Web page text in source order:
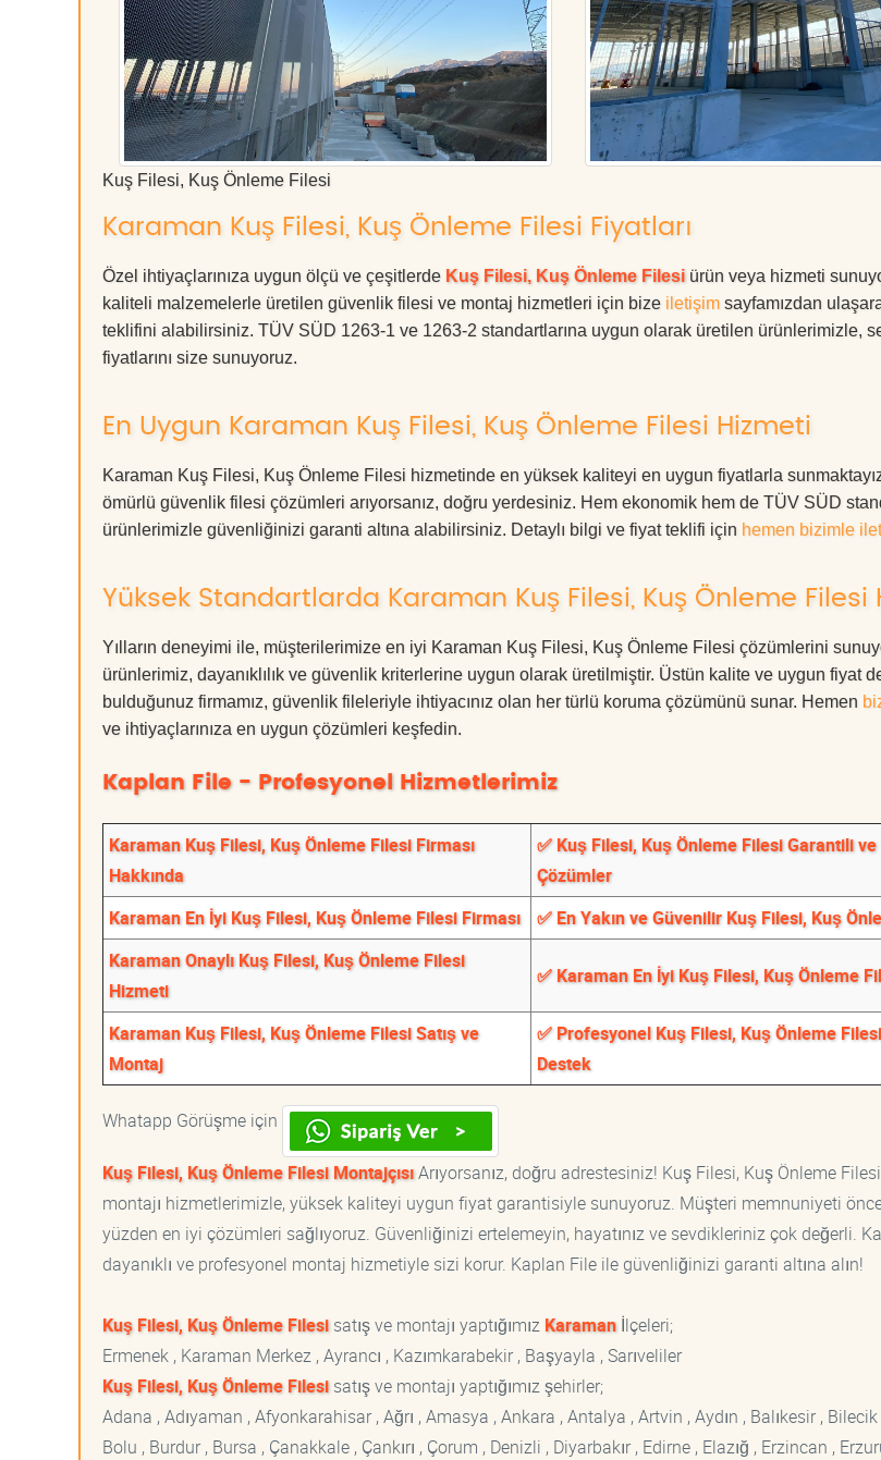
Kuş Filesi, Kuş Önleme Filesi
Karaman Kuş Filesi, Kuş Önleme Filesi Fiyatları
Özel ihtiyaçlarınıza uygun ölçü ve çeşitlerde Kuş Filesi, Kuş Önleme Filesi ürün veya hizmeti
kaliteli malzemelerle üretilen güvenlik filesi ve montaj hizmetleri için bize iletişim sayfamızdan
teklifini alabilirsiniz. TÜV SÜD 1263-1 ve 1263-2 standartlarına uygun olarak üretilen ürünlerimizle,
fiyatlarını size sunuyoruz.
En Uygun Karaman Kuş Filesi, Kuş Önleme Filesi Hizmeti
Karaman Kuş Filesi, Kuş Önleme Filesi hizmetinde en yüksek kaliteyi en uygun fiyatlarla
ömürlü güvenlik filesi çözümleri arıyorsanız, doğru yerdesiniz. Hem ekonomik hem de TÜV SÜD
ürünlerimizle güvenliğinizi garanti altına alabilirsiniz. Detaylı bilgi ve fiyat teklifi için hemen bizimle
Yüksek Standartlarda Karaman Kuş Filesi, Kuş Önleme Filesi
Yılların deneyimi ile, müşterilerimize en iyi Karaman Kuş Filesi, Kuş Önleme Filesi çözümlerini
ürünlerimiz, dayanıklılık ve güvenlik kriterlerine uygun olarak üretilmiştir. Üstün kalite ve uygun fiyat
bulduğunuz firmamız, güvenlik fileleriyle ihtiyacınız olan her türlü koruma çözümünü sunar. Hemen
ve ihtiyaçlarınıza en uygun çözümleri keşfedin.
Kaplan File - Profesyonel Hizmetlerimiz
Karaman Kuş Filesi, Kuş Önleme Filesi Firması
Hakkında
✅ Kuş Filesi, Kuş Önleme Filesi Garantili ve
Çözümler
Karaman En İyi Kuş Filesi, Kuş Önleme Filesi Firması
✅ En Yakın ve Güvenilir Kuş Filesi, Kuş
Karaman Onaylı Kuş Filesi, Kuş Önleme Filesi
Hizmeti
✅ Karaman En İyi Kuş Filesi, Kuş Önleme
Karaman Kuş Filesi, Kuş Önleme Filesi Satış ve
Montaj
✅ Profesyonel Kuş Filesi, Kuş Önleme
Destek
Whatapp Görüşme için
Kuş Filesi, Kuş Önleme Filesi MontajçısıArıyorsanız, doğru adrestesiniz! Kuş Filesi, Kuş Önleme Filesi
montajı hizmetlerimizle, yüksek kaliteyi uygun fiyat garantisiyle sunuyoruz. Müşteri memnuniyeti
yüzden en iyi çözümleri sağlıyoruz. Güvenliğinizi ertelemeyin, hayatınız ve sevdikleriniz çok değerli.
dayanıklı ve profesyonel montaj hizmetiyle sizi korur. Kaplan File ile güvenliğinizi garanti altına alın!
Kuş Filesi, Kuş Önleme Filesisatış ve montajı yaptığımız Karamanİlçeleri;
Ermenek , Karaman Merkez , Ayrancı , Kazımkarabekir , Başyayla , Sarıveliler
Kuş Filesi, Kuş Önleme Filesisatış ve montajı yaptığımız şehirler;
Adana , Adıyaman , Afyonkarahisar , Ağrı , Amasya , Ankara , Antalya , Artvin , Aydın , Balıkesir ,
Bolu , Burdur , Bursa , Çanakkale , Çankırı , Çorum , Denizli , Diyarbakır , Edirne , Elazığ , Erzincan ,